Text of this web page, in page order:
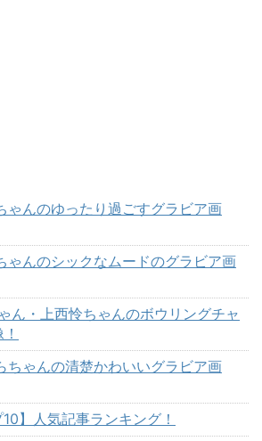
ゃんのゆったり過ごすグラビア画
ゃんのシックなムードのグラビア画
ん・上西怜ちゃんのボウリングチャ
ちゃんの清楚かわいいグラビア画
】人気記事ランキング！